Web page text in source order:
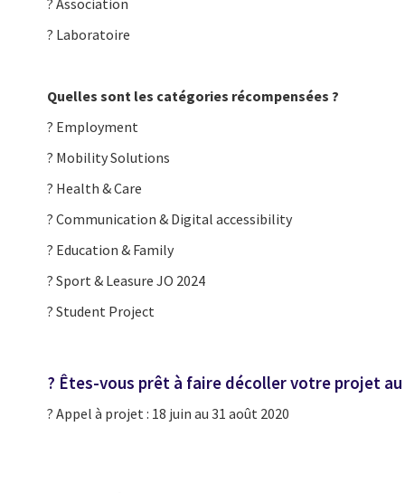
? Association
? Laboratoire
Quelles sont les catégories récompensées ?
? Employment
? Mobility Solutions
? Health & Care
? Communication & Digital accessibility
? Education & Family
? Sport & Leasure JO 2024
? Student Project
? Êtes-vous prêt à faire décoller votre projet au
? Appel à projet : 18 juin au 31 août 2020